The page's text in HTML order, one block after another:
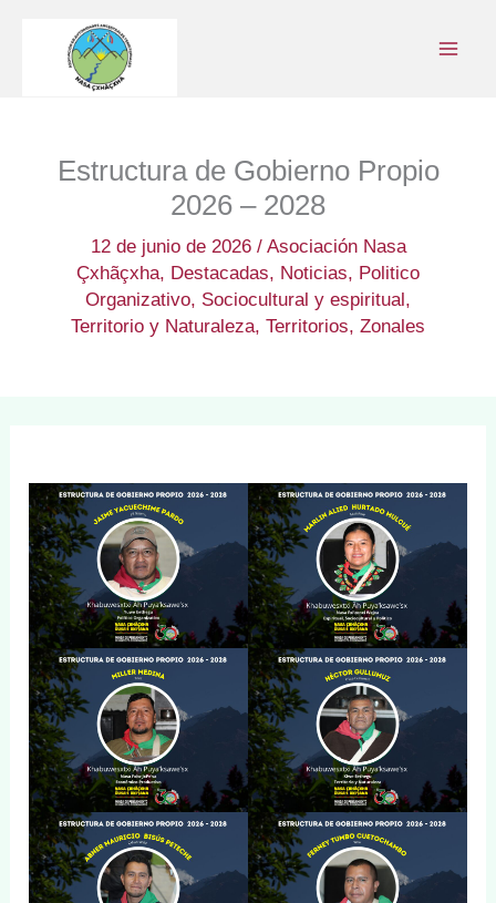
contenido
Estructura de Gobierno Propio
2026 – 2028
12 de junio de 2026 / Asociación Nasa
Çxhãçxha, Destacadas, Noticias, Politico
Organizativo, Sociocultural y espiritual,
Territorio y Naturaleza, Territorios, Zonales